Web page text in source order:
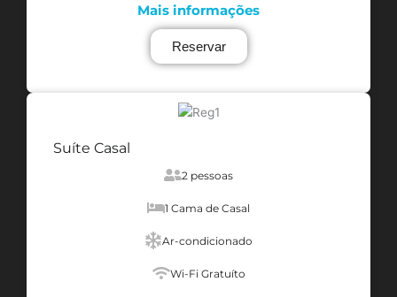
Mais informações
Reservar
Suíte Casal
2 pessoas
1 Cama de Casal
Ar-condicionado
Wi-Fi Gratuíto